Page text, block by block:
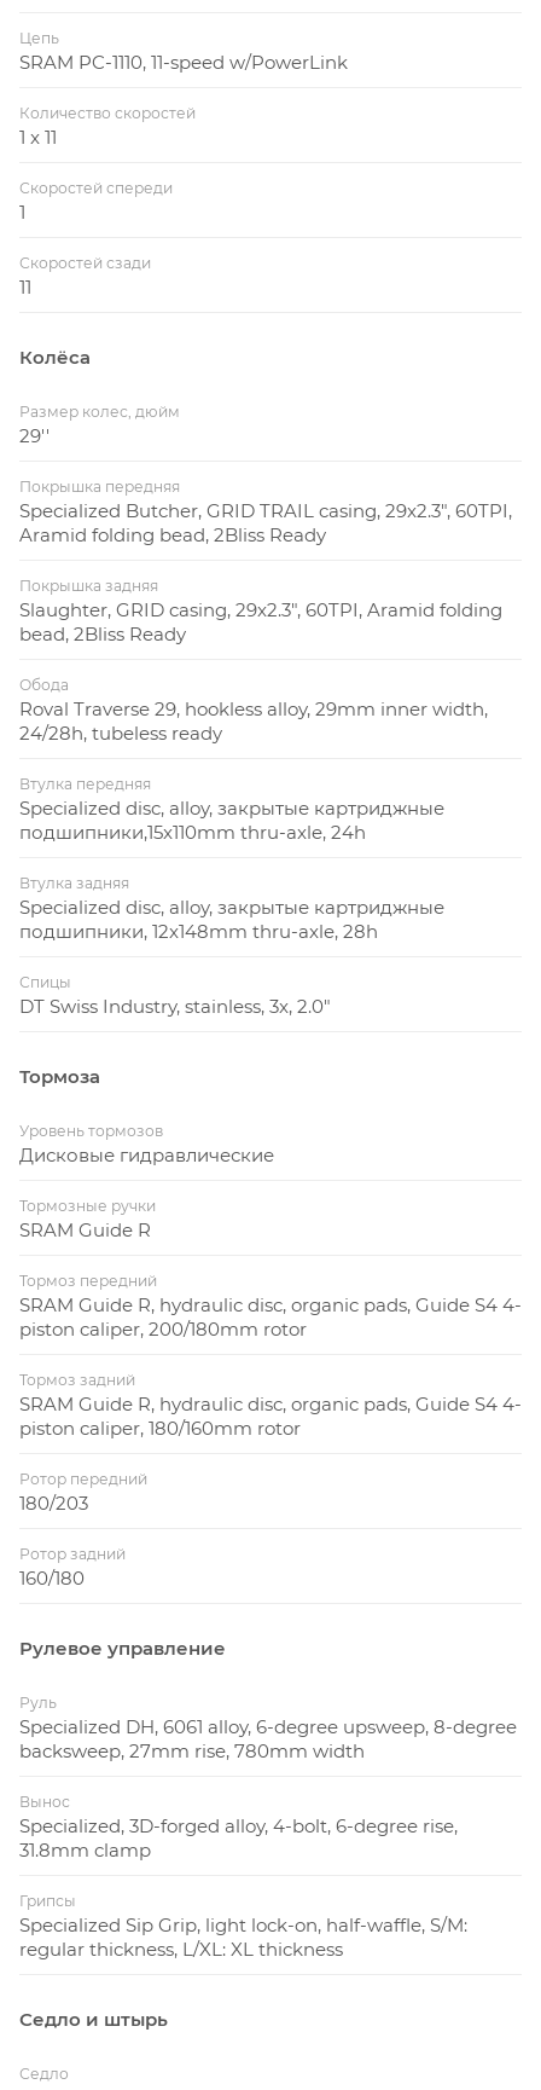
Цепь
SRAM PC-1110, 11-speed w/PowerLink
Количество скоростей
1 x 11
Скоростей спереди
1
Скоростей сзади
11
Колёса
Размер колес, дюйм
29''
Покрышка передняя
Specialized Butcher, GRID TRAIL casing, 29x2.3", 60TPI,
Aramid folding bead, 2Bliss Ready
Покрышка задняя
Slaughter, GRID casing, 29x2.3", 60TPI, Aramid folding
bead, 2Bliss Ready
Обода
Roval Traverse 29, hookless alloy, 29mm inner width,
24/28h, tubeless ready
Втулка передняя
Specialized disc, alloy, закрытые картриджные
подшипники,15x110mm thru-axle, 24h
Втулка задняя
Specialized disc, alloy, закрытые картриджные
подшипники, 12x148mm thru-axle, 28h
Спицы
DT Swiss Industry, stainless, 3x, 2.0"
Тормоза
Уровень тормозов
Дисковые гидравлические
Тормозные ручки
SRAM Guide R
Тормоз передний
SRAM Guide R, hydraulic disc, organic pads, Guide S4 4-
piston caliper, 200/180mm rotor
Тормоз задний
SRAM Guide R, hydraulic disc, organic pads, Guide S4 4-
piston caliper, 180/160mm rotor
Ротор передний
180/203
Ротор задний
160/180
Рулевое управление
Руль
Specialized DH, 6061 alloy, 6-degree upsweep, 8-degree
backsweep, 27mm rise, 780mm width
Вынос
Specialized, 3D-forged alloy, 4-bolt, 6-degree rise,
31.8mm clamp
Грипсы
Specialized Sip Grip, light lock-on, half-waffle, S/M:
regular thickness, L/XL: XL thickness
Седло и штырь
Седло